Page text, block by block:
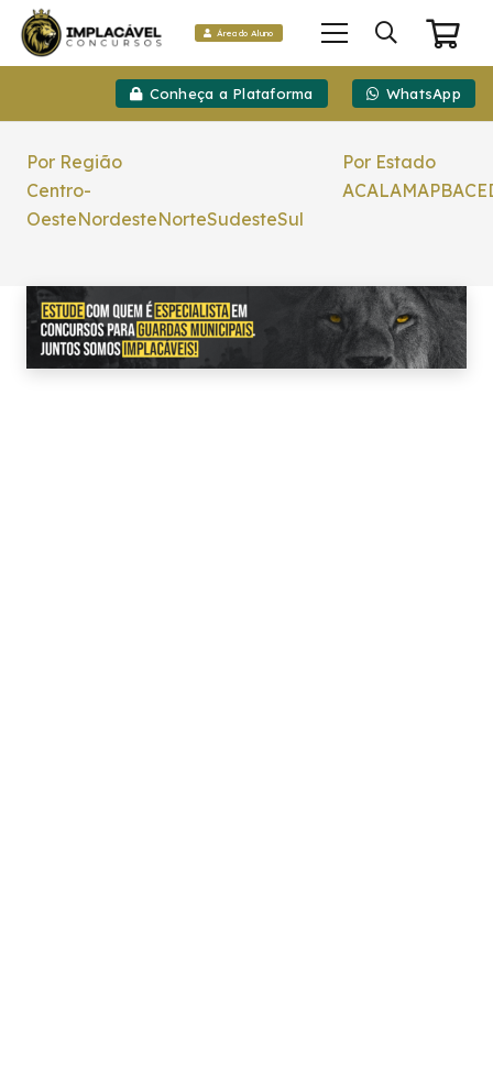
Área do Aluno
Conheça a Plataforma WhatsApp
Por Região
Centro-
OesteNordesteNorteSudesteSul
Por Estado
ACALAMAPBACE